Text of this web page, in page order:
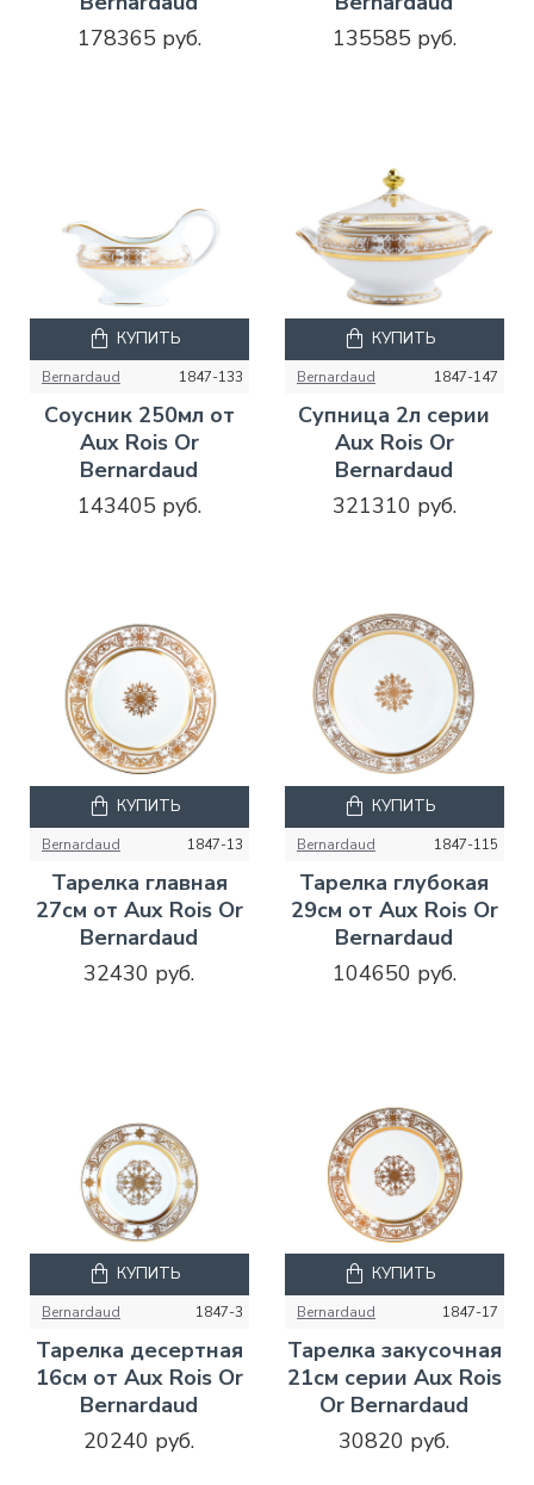
178365 руб.
135585 руб.
Bernardaud 1847-133
Соусник 250мл от
Aux Rois Or
Bernardaud
143405 руб.
КУПИТЬ
Bernardaud 1847-147
Супница 2л серии
Aux Rois Or
Bernardaud
321310 руб.
КУПИТЬ
Bernardaud 1847-13
Тарелка главная
27см от Aux Rois Or
Bernardaud
32430 руб.
КУПИТЬ
Bernardaud 1847-115
Тарелка глубокая
29см от Aux Rois Or
Bernardaud
104650 руб.
КУПИТЬ
Bernardaud 1847-3
Тарелка десертная
16см от Aux Rois Or
Bernardaud
20240 руб.
КУПИТЬ
Bernardaud 1847-17
Тарелка закусочная
21см серии Aux Rois
Or Bernardaud
30820 руб.
КУПИТЬ